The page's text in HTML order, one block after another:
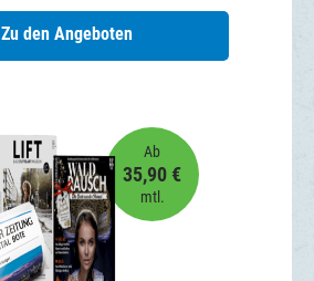
Zu den Angeboten
Ab
35,90 €
mtl.